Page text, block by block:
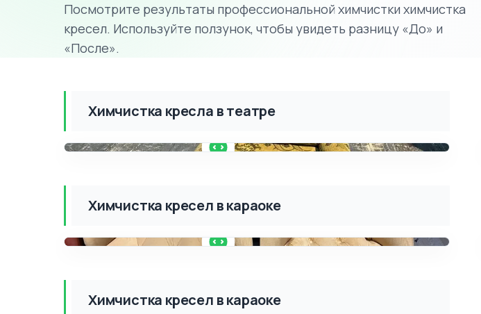
Посмотрите результаты профессиональной химчистки химчистка
кресел. Используйте ползунок, чтобы увидеть разницу «До» и
«После».
Химчистка кресла в театре
Химчистка кресел в караоке
Химчистка кресел в караоке